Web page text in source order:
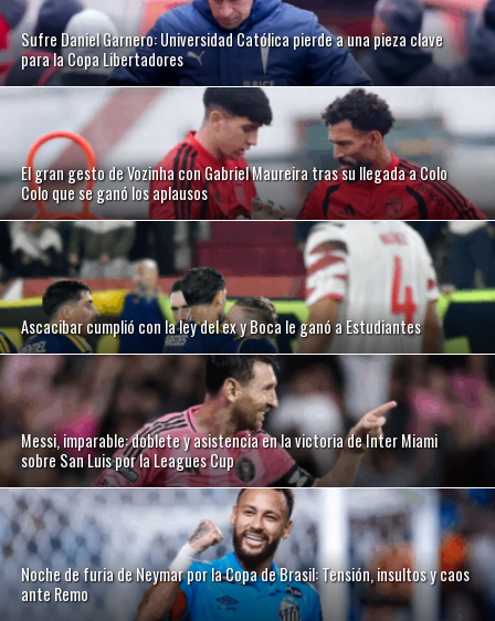
Sufre Daniel Garnero: Universidad Católica pierde a una pieza clave
para la Copa Libertadores
El gran gesto de Vozinha con Gabriel Maureira tras su llegada a Colo
Colo que se ganó los aplausos
Ascacibar cumplió con la ley del ex y Boca le ganó a Estudiantes
Messi, imparable: doblete y asistencia en la victoria de Inter Miami
sobre San Luis por la Leagues Cup
Noche de furia de Neymar por la Copa de Brasil: Tensión, insultos y caos
ante Remo